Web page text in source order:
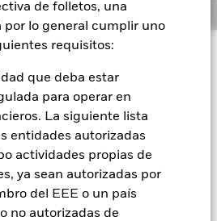
de folletos, una
por lo general cumplir uno
requisitos:
que deba estar
para operar en
La siguiente lista
entidades autorizadas
actividades propias de
ya sean autorizadas por
del EEE o un país
no autorizadas de
rendimenti assoluti positivi
una combinazione di crescita del
dalle condizioni di
en valores de renta variable (como
estén domiciliadas o que realicen
coticen principalmente en el
invirtiendo al menos el 70% de
renta variable, otros valores